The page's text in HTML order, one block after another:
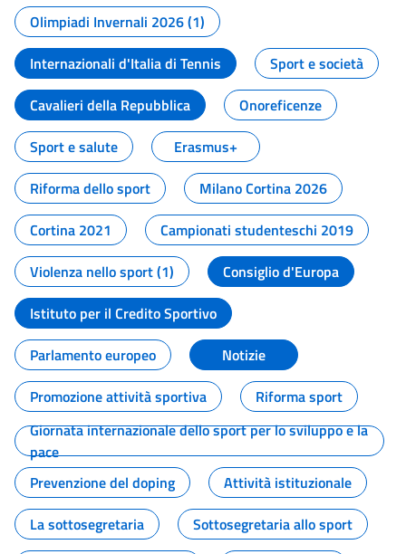
Olimpiadi Invernali 2026 (1)
Internazionali d'Italia di Tennis
Sport e società
Cavalieri della Repubblica
Onoreficenze
Sport e salute
Erasmus+
Riforma dello sport
Milano Cortina 2026
Cortina 2021
Campionati studenteschi 2019
Violenza nello sport (1)
Consiglio d'Europa
Istituto per il Credito Sportivo
Parlamento europeo
Notizie
Promozione attività sportiva
Riforma sport
Giornata internazionale dello sport per lo sviluppo e la
pace
Prevenzione del doping
Attività istituzionale
La sottosegretaria
Sottosegretaria allo sport